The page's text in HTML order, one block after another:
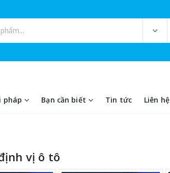
pháp Bạn cần biết Tin tức Liên hệ
vị ô tô